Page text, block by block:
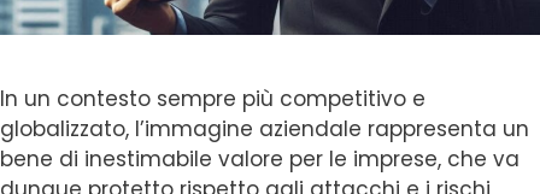
In un contesto sempre più competitivo e
globalizzato, l’immagine aziendale rappresenta un
bene di inestimabile valore per le imprese, che va